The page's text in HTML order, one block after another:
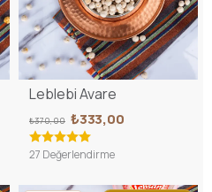
Leblebi Avare
₺370,00 ₺333,00
27 Değerlendirme